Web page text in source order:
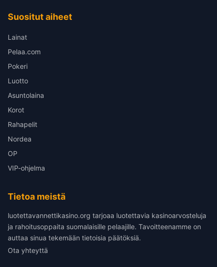
Suositut aiheet
Lainat
Pelaa.com
Pokeri
Luotto
Asuntolaina
Korot
Rahapelit
Nordea
OP
VIP-ohjelma
Tietoa meistä
luotettavannettikasino.org tarjoaa luotettavia kasinoarvosteluja
ja rahoitusoppaita suomalaisille pelaajille. Tavoitteenamme on
auttaa sinua tekemään tietoisia päätöksiä.
Ota yhteyttä